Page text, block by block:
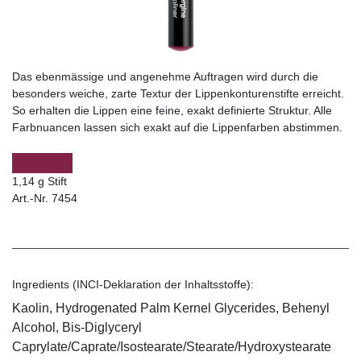
Das ebenmässige und angenehme Auftragen wird durch die
besonders weiche, zarte Textur der Lippenkonturenstifte erreicht.
So erhalten die Lippen eine feine, exakt definierte Struktur. Alle
Farbnuancen lassen sich exakt auf die Lippenfarben abstimmen.
1,14 g Stift
Art.-Nr. 7454
Ingredients (INCI-Deklaration der Inhaltsstoffe):
Kaolin, Hydrogenated Palm Kernel Glycerides, Behenyl
Alcohol, Bis-Diglyceryl
Caprylate/Caprate/Isostearate/Stearate/Hydroxystearate